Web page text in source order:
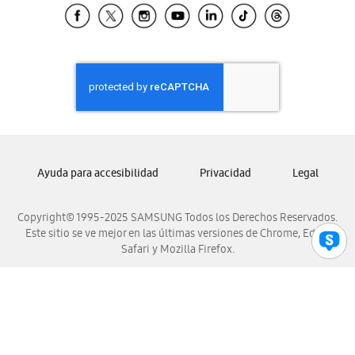
Samsung El Salvador
Samsung Honduras
Samsung Nicaragua
Samsung Panamá
Samsung Venezuela
Copyright© 1995-2025 SAMSUNG Todos los Derechos Reservados.
Este sitio se ve mejor en las últimas versiones de Chrome, Edge,
Safari y Mozilla Firefox.
Ayuda para accesibilidad Privacidad Legal